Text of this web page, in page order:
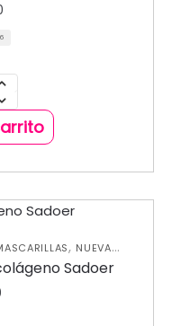
, NUEVA
FACIAL Sadoer